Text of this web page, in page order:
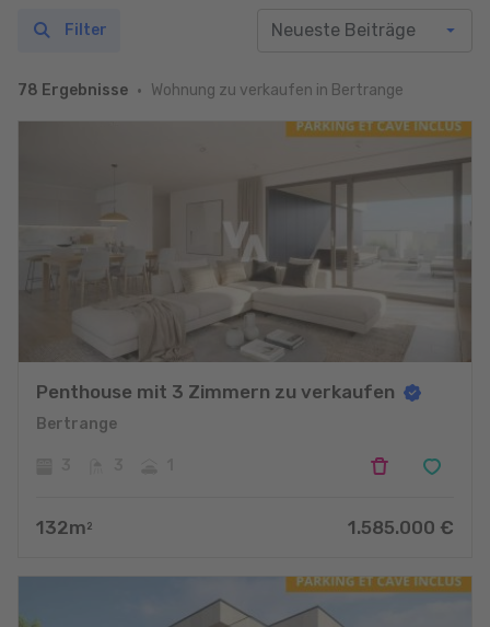
78 Ergebnisse Wohnung zu verkaufen in Bertrange
Filter
Penthouse mit 3 Zimmern zu verkaufen
Bertrange
132m 2 1.585.000 €